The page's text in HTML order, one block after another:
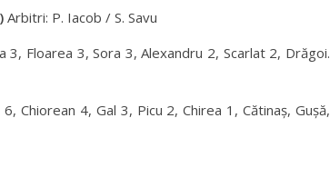
Arbitri: P. Iacob / S. Savu
3, Floarea 3, Sora 3, Alexandru 2, Scarlat 2, Drăgoi.
Chiorean 4, Gal 3, Picu 2, Chirea 1, Cătinaș, Gușă,